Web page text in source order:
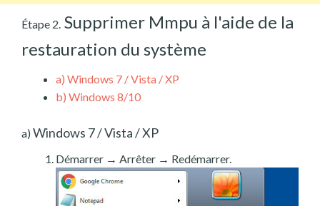
Étape 2. Supprimer Mmpu à l'aide de la
restauration du système
a) Windows 7 / Vista / XP
b) Windows 8/10
a) Windows 7 / Vista / XP
Démarrer → Arrêter → Redémarrer.